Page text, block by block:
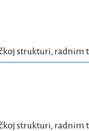
strukturi, radnim
strukturi, radnim